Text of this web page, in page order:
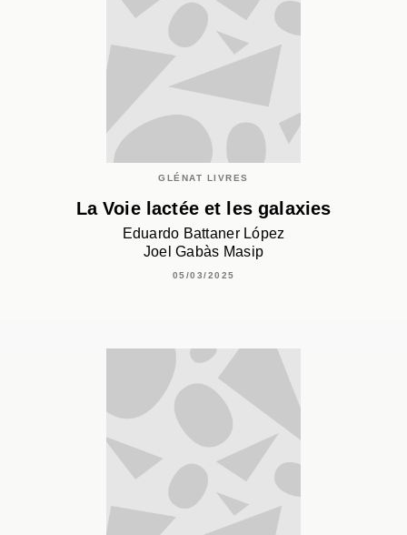
GLÉNAT LIVRES
La Voie lactée et les galaxies
Eduardo Battaner López
Joel Gabàs Masip
05/03/2025